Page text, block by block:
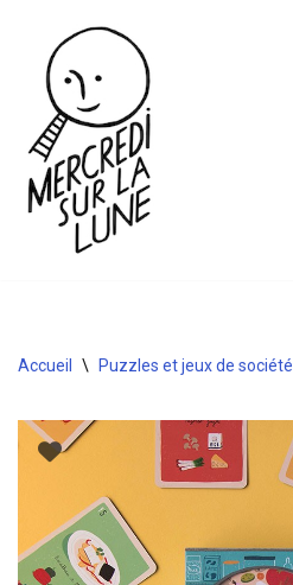
Aller
contenu
Accueil \ Puzzles et jeux de société